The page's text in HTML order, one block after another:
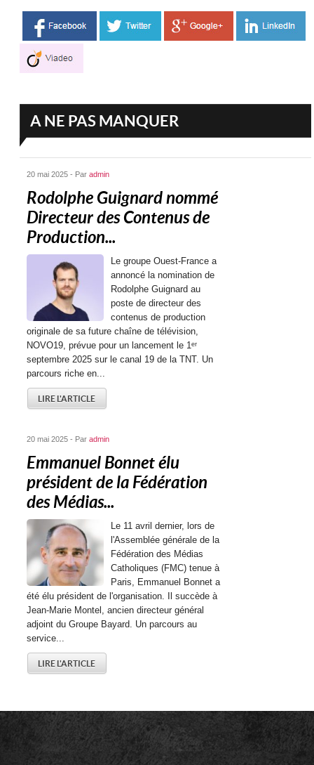
A NE PAS MANQUER
20 mai 2025 - Paradmin
Rodolphe Guignard nommé
Directeur des Contenus de
Production...
Le groupe Ouest-France a
annoncé la nomination de
Rodolphe Guignard au
poste de directeur des
contenus de production
originale de sa future chaîne de télévision,
NOVO19, prévue pour un lancement le 1ᵉʳ
septembre 2025 sur le canal 19 de la TNT. Un
parcours riche en...
LIRE L'ARTICLE
20 mai 2025 - Paradmin
Emmanuel Bonnet élu
président de la Fédération
des Médias...
Le 11 avril dernier, lors de
l'Assemblée générale de la
Fédération des Médias
Catholiques (FMC) tenue à
Paris, Emmanuel Bonnet a
été élu président de l'organisation. Il succède à
Jean-Marie Montel, ancien directeur général
adjoint du Groupe Bayard. Un parcours au
service...
LIRE L'ARTICLE